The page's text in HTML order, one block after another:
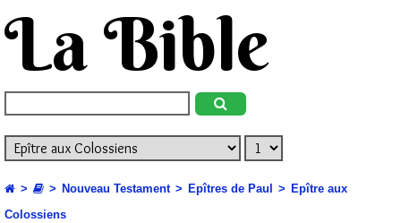
La Bible
Nouveau Testament Epîtres de Paul
Epître aux
Colossiens